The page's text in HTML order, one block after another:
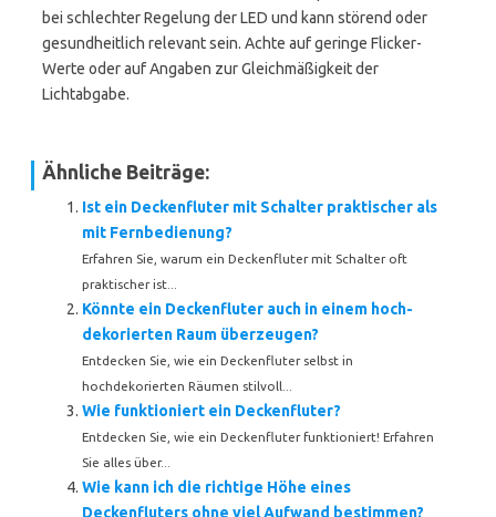
bei schlechter Regelung der LED und kann störend oder
gesundheitlich relevant sein. Achte auf geringe Flicker-
Werte oder auf Angaben zur Gleichmäßigkeit der
Lichtabgabe.
Ähnliche Beiträge:
Ist ein Deckenfluter mit Schalter praktischer als
mit Fernbedienung?
Erfahren Sie, warum ein Deckenfluter mit Schalter oft
praktischer ist...
Könnte ein Deckenfluter auch in einem hoch­
dekorierten Raum überzeugen?
Entdecken Sie, wie ein Deckenfluter selbst in
hochdekorierten Räumen stilvoll...
Wie funktioniert ein Deckenfluter?
Entdecken Sie, wie ein Deckenfluter funktioniert! Erfahren
Sie alles über...
Wie kann ich die richtige Höhe eines
Deckenfluters ohne viel Aufwand bestimmen?